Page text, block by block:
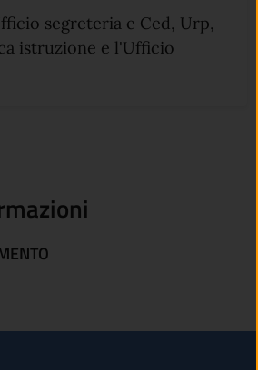
segreteria e Ced, Urp,
istruzione e l'Ufficio